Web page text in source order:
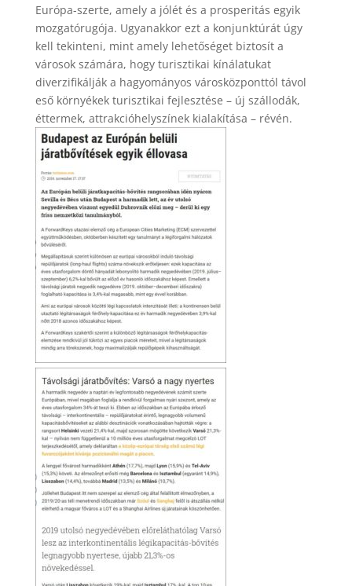
Európa-szerte, amely a jólét és a prosperitás egyik
mozgatórugója. Ugyanakkor ezt a konjunktúrát úgy
kell tekinteni, mint amely lehetőséget biztosít a
városok számára, hogy turisztikai kínálatukat
diverzifikálják a hagyományos városközponttól távol
eső környékek turisztikai fejlesztése – új szállodák,
éttermek, attrakcióhelyszínek kialakítása – révén.